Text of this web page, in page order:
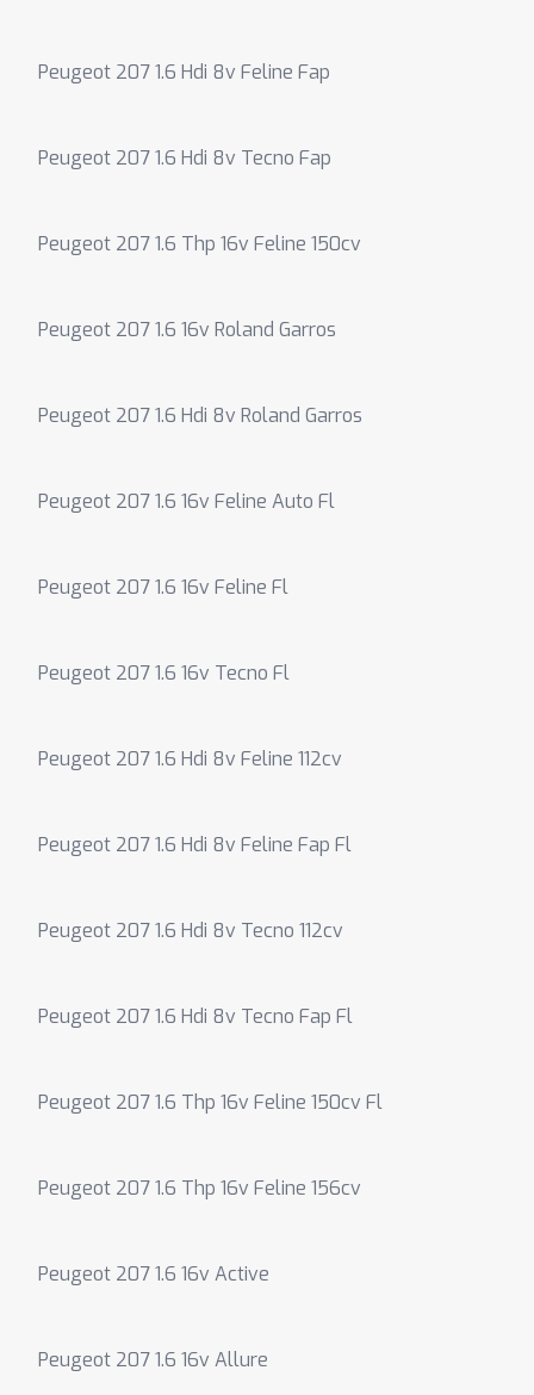
Peugeot 207 1.6 Hdi 8v Feline Fap
Peugeot 207 1.6 Hdi 8v Tecno Fap
Peugeot 207 1.6 Thp 16v Feline 150cv
Peugeot 207 1.6 16v Roland Garros
Peugeot 207 1.6 Hdi 8v Roland Garros
Peugeot 207 1.6 16v Feline Auto Fl
Peugeot 207 1.6 16v Feline Fl
Peugeot 207 1.6 16v Tecno Fl
Peugeot 207 1.6 Hdi 8v Feline 112cv
Peugeot 207 1.6 Hdi 8v Feline Fap Fl
Peugeot 207 1.6 Hdi 8v Tecno 112cv
Peugeot 207 1.6 Hdi 8v Tecno Fap Fl
Peugeot 207 1.6 Thp 16v Feline 150cv Fl
Peugeot 207 1.6 Thp 16v Feline 156cv
Peugeot 207 1.6 16v Active
Peugeot 207 1.6 16v Allure